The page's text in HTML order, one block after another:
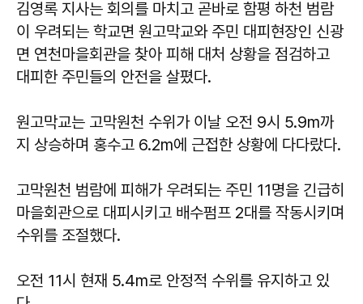
김영록 지사는 회의를 마치고 곧바로 함평 하천 범람
이 우려되는 학교면 원고막교와 주민 대피현장인 신광
면 연천마을회관을 찾아 피해 대처 상황을 점검하고
대피한 주민들의 안전을 살폈다.
원고막교는 고막원천 수위가 이날 오전 9시 5.9m까
지 상승하며 홍수고 6.2m에 근접한 상황에 다다랐다.
고막원천 범람에 피해가 우려되는 주민 11명을 긴급히
마을회관으로 대피시키고 배수펌프 2대를 작동시키며
수위를 조절했다.
오전 11시 현재 5.4m로 안정적 수위를 유지하고 있